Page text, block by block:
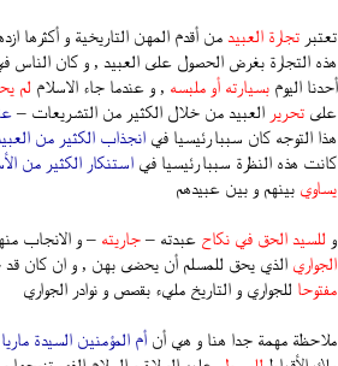
تعتبر تجارة العبيد من أقدم المهن التاريخية و أكثرها
هذه التجارة بغرض الحصول على العبيد , و كان الناس
أحدنا اليوم بسيارته أو ملبسه , و عندما جاء الاسلام لم
على تحرير العبيد من خلال الكثير من التشريعات –
هذا التوجه كان سببا رئيسيا في انجذاب الكثير من
كانت هذه النظرة سببا رئيسيا في استنكار الكثير من
يساوي بينهم و بين عبيدهم
و للسيد الحق في نكاح عبدته – جاريته – و الانجاب
الجواري الذي يحق للمسلم أن يحضى بهن , و ان كان قد
مفتوحا للجواري و التاريخ مليء بقصص و نوادر الجواري
ملاحظة مهمة جدا هنا و هي أن أم المؤمنين السيدة